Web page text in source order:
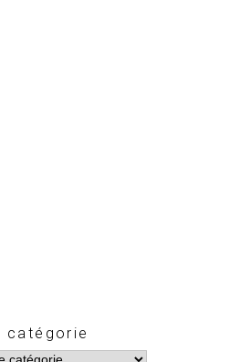
catégorie